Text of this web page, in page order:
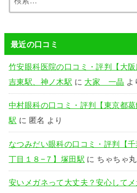
索:
最近の口コミ
竹安眼科医院の口コミ・評判【大
吉東駅、神ノ木駅 に 大家 一晶 よ
中村眼科の口コミ・評判【東京都
駅 に 匿名 より
なつみだい眼科の口コミ・評判【千
丁目１８−７】塚田駅 に ちゃちゃ丸
安いメガネって大丈夫？安心して